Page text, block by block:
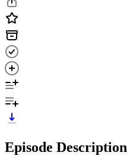
Episode Description